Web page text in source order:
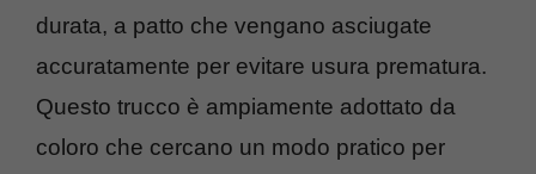
durata, a patto che vengano asciugate
accuratamente per evitare usura prematura.
Questo trucco è ampiamente adottato da
coloro che cercano un modo pratico per